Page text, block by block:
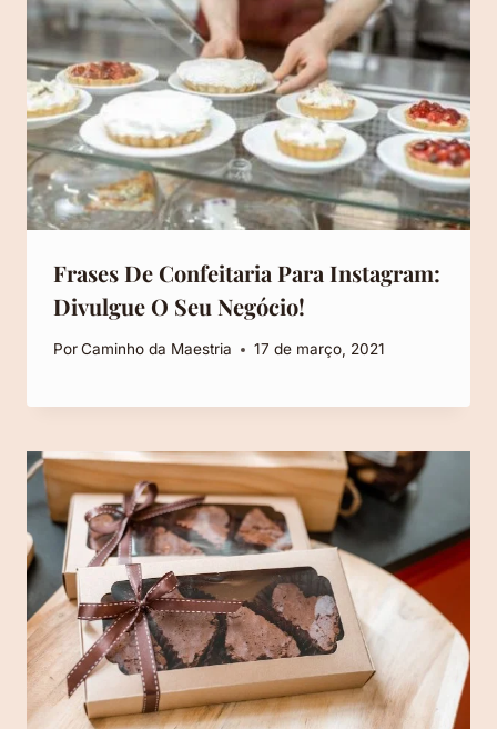
Frases De Confeitaria Para Instagram:
Divulgue O Seu Negócio!
PorCaminho da Maestria 17 de março, 2021